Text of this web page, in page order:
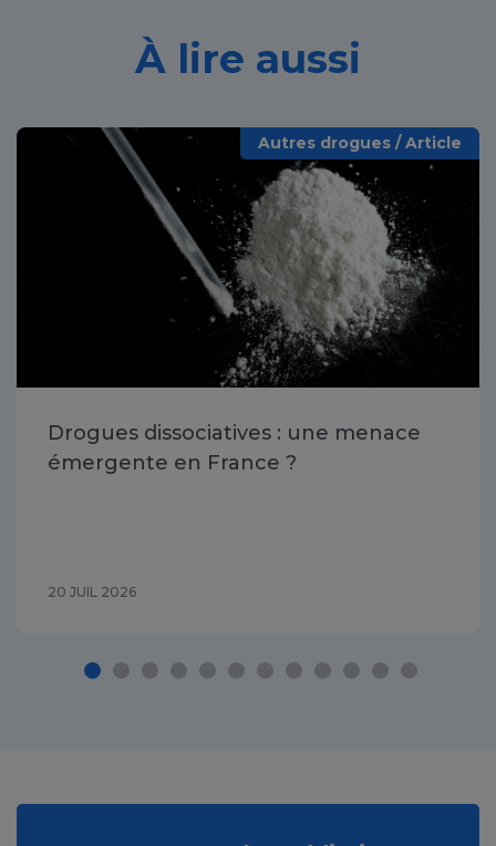
À lire aussi
Autres drogues / Article
Drogues dissociatives : une menace
émergente en France ?
20 JUIL 2026